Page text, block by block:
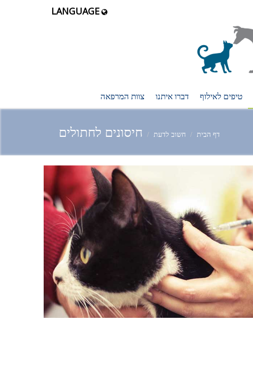
LANGUAGE
טיפים לאילוף דברו איתנו צוות המרפאה
דף הבית חשוב לדעת חיסונים לחתולים